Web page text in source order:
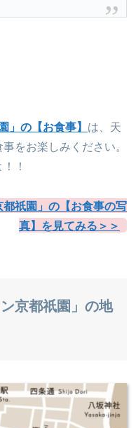
」の【お食事】 は、天
をお楽しみください。
！
都祇園」の【お食事の写
真】を見てみる＞＞
京都祇園」の地